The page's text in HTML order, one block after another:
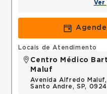
Ver
Locais de Atendimento
Centro Médico
Maluf
Avenida Alfredo
Santo Andre, SP,